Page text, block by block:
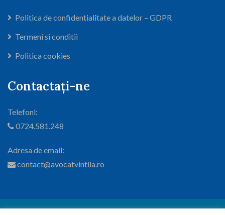
Politica de confidentialitate a datelor – GDPR
Termeni si conditii
Politica cookies
Contactați-ne
Telefonl:
0724.581.248
Adresa de email:
contact@avocatvintila.ro